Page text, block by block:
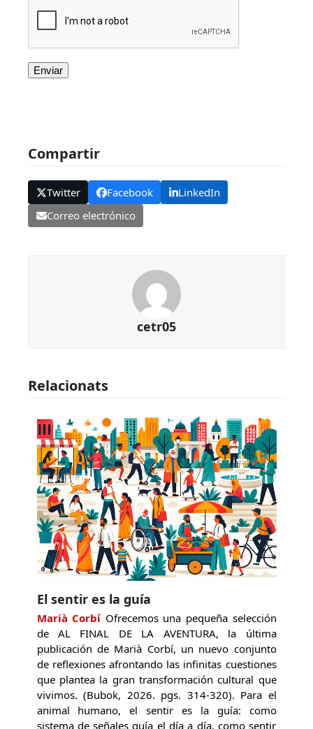
Compartir
Twitter Facebook
LinkedIn
Correo electrónico
cetr05
Relacionats
El sentir es la guía
Marià Corbí Ofrecemos una pequeña selección
de AL FINAL DE LA AVENTURA, la última
publicación de Marià Corbí, un nuevo conjunto
de reflexiones afrontando las infinitas cuestiones
que plantea la gran transformación cultural que
vivimos. (Bubok, 2026. pgs. 314-320). Para el
animal humano, el sentir es la guía: como
sistema de señales guía el día a día, como sentir